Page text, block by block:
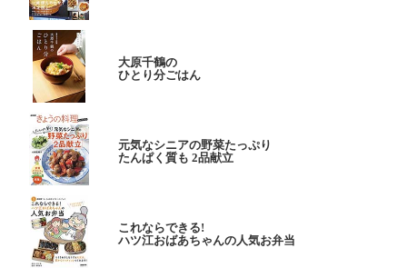
大原千鶴の
ひとり分ごはん
元気なシニアの野菜たっぷり
たんぱく質も 2品献立
これならできる!
ハツ江おばあちゃんの人気お弁当